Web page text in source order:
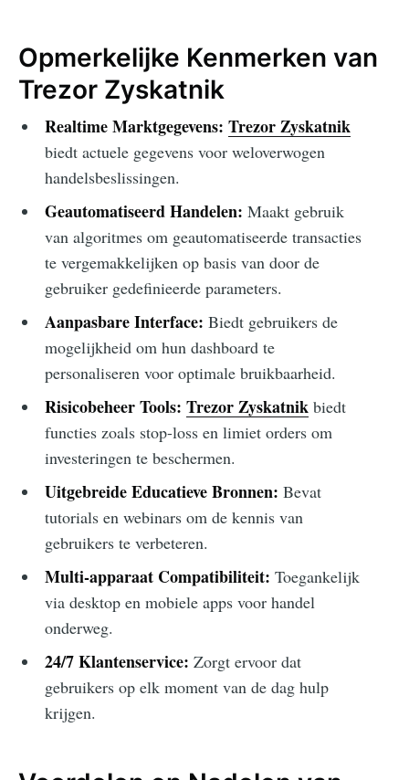
Opmerkelijke Kenmerken van
Trezor Zyskatnik
Realtime Marktgegevens: Trezor Zyskatnik
biedt actuele gegevens voor weloverwogen
handelsbeslissingen.
Geautomatiseerd Handelen: Maakt gebruik
van algoritmes om geautomatiseerde transacties
te vergemakkelijken op basis van door de
gebruiker gedefinieerde parameters.
Aanpasbare Interface: Biedt gebruikers de
mogelijkheid om hun dashboard te
personaliseren voor optimale bruikbaarheid.
Risicobeheer Tools: Trezor Zyskatnikbiedt
functies zoals stop-loss en limiet orders om
investeringen te beschermen.
Uitgebreide Educatieve Bronnen: Bevat
tutorials en webinars om de kennis van
gebruikers te verbeteren.
Multi-apparaat Compatibiliteit: Toegankelijk
via desktop en mobiele apps voor handel
onderweg.
24/7 Klantenservice: Zorgt ervoor dat
gebruikers op elk moment van de dag hulp
krijgen.